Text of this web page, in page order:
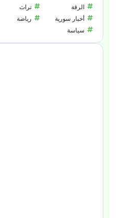
الرقة
أخبار سورية
سياسة
تراث
رياضة